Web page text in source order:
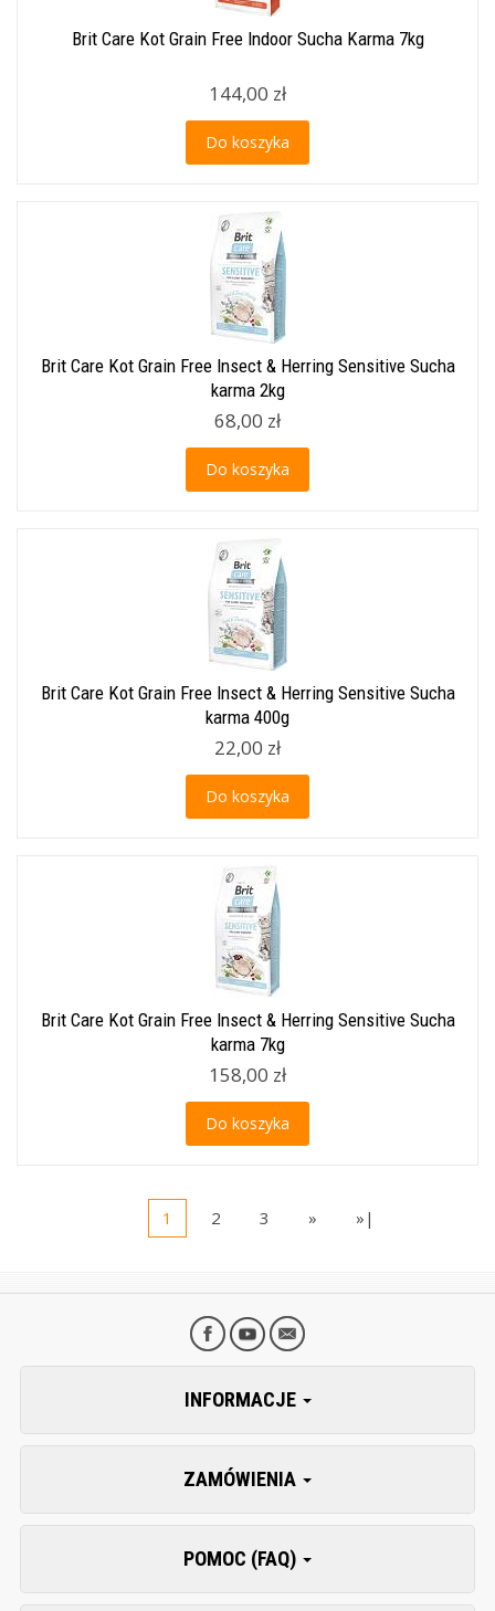
Brit Care Kot Grain Free Indoor Sucha Karma 7kg
144,00 zł
Do koszyka
Brit Care Kot Grain Free Insect & Herring Sensitive Sucha
karma 2kg
68,00 zł
Do koszyka
Brit Care Kot Grain Free Insect & Herring Sensitive Sucha
karma 400g
22,00 zł
Do koszyka
Brit Care Kot Grain Free Insect & Herring Sensitive Sucha
karma 7kg
158,00 zł
Do koszyka
1 2 3 » »|
INFORMACJE
ZAMÓWIENIA
POMOC (FAQ)